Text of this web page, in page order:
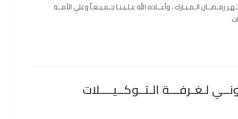
رمـضــان الـمـبـارك ، وأعــاده الله عـلـيـنـا جـمـيـعـاً وعلي الأمــة
لـغـرفـــة الـتــوكــيــــلات